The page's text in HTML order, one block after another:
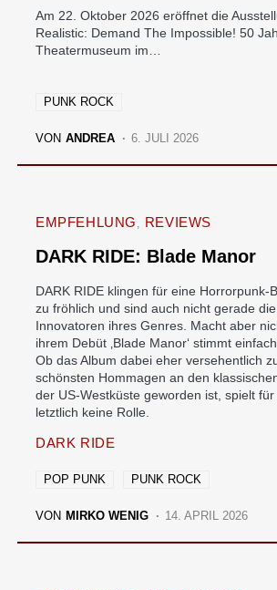
Am 22. Oktober 2026 eröffnet die
Realistic: Demand The Impossible! 50
Theatermuseum im…
PUNK ROCK
VON ANDREA 6. JULI 2026
EMPFEHLUNG REVIEWS
DARK RIDE: Blade Manor
DARK RIDE klingen für eine Horrorpunk-
zu fröhlich und sind auch nicht gerade
Innovatoren ihres Genres. Macht aber
ihrem Debüt ‚Blade Manor‘ stimmt
Ob das Album dabei eher versehentlich
schönsten Hommagen an den
der US-Westküste geworden ist, spielt
letztlich keine Rolle.
DARK RIDE
POP PUNK PUNK ROCK
VON MIRKO WENIG 14. APRIL 2026